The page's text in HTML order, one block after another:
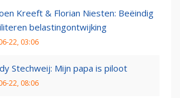
Kreeft & Florian Niesten: Beëindig
belastingontwijking
22, 03:06
Stechweij: Mijn papa is piloot
22, 08:06